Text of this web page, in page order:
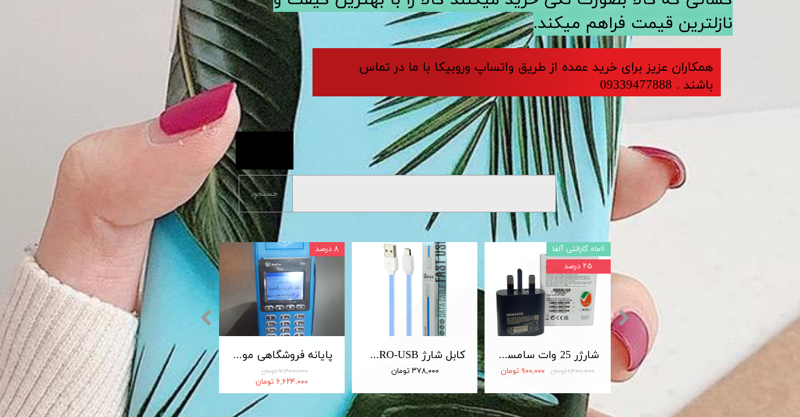
پایانه فروشگاهی مورفان MoreFun مدل H9
۷,۲۰۰,۰۰۰ تومان
۶,۶۲۴,۰۰۰ تومان
۸ درصد
کابل شارژ MICRO-USB اندروید LDNIO الدینیو مدل XS-07 متراژ 1 متر
۳۷۸,۰۰۰ تومان
شارژر 25 وات سامسونگ اصلی 25W Travel Adapter
۱,۲۰۰,۰۰۰ تومان ۹۰۰,۰۰۰ تومان
6ماه گارانتی آلفا
۲۵ درصد
مبدل OTG تایپ سی لایت دار USB3
جستجو
نازلترین قیمت فراهم میکند.
​​​همکاران عزیز برای خرید عمده از طریق واتساپ وروبیکا با ما در تماس
باشند . 09339477888